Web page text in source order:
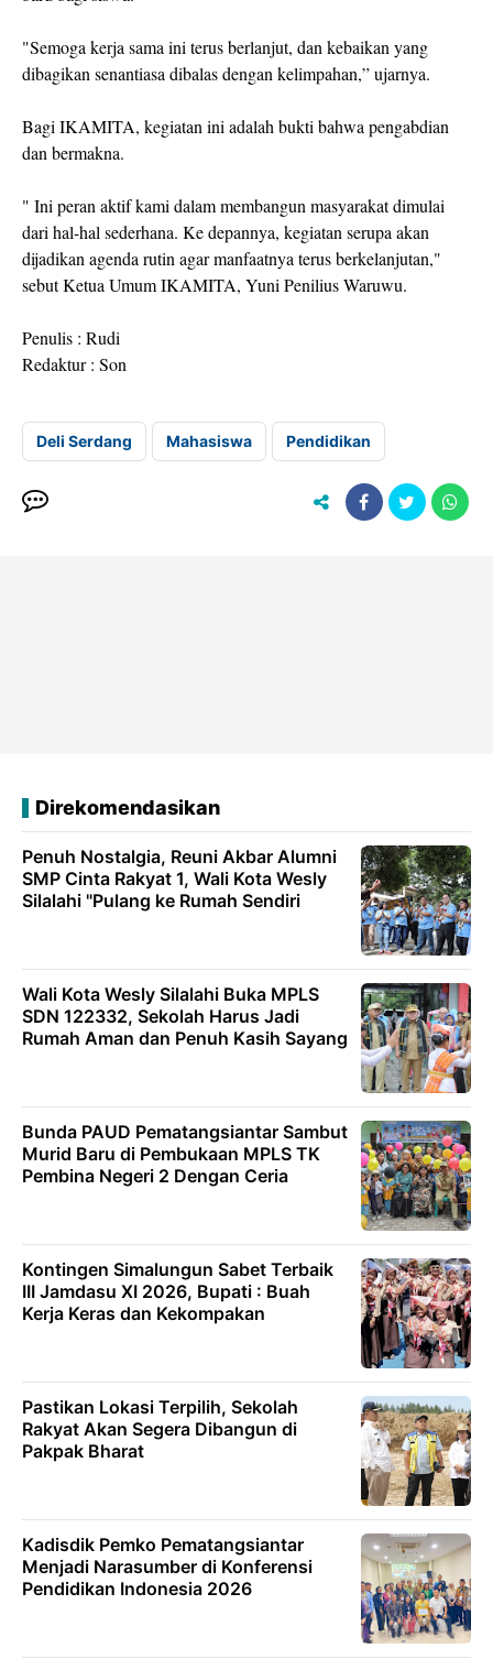
"Semoga kerja sama ini terus berlanjut, dan kebaikan yang
dibagikan senantiasa dibalas dengan kelimpahan,” ujarnya.
Bagi IKAMITA, kegiatan ini adalah bukti bahwa pengabdian
dan bermakna.
" Ini peran aktif kami dalam membangun masyarakat dimulai
dari hal-hal sederhana. Ke depannya, kegiatan serupa akan
dijadikan agenda rutin agar manfaatnya terus berkelanjutan,"
sebut Ketua Umum IKAMITA, Yuni Penilius Waruwu.
Penulis : Rudi
Redaktur : Son
Deli Serdang Mahasiswa Pendidikan
Direkomendasikan
Penuh Nostalgia, Reuni Akbar Alumni
SMP Cinta Rakyat 1, Wali Kota Wesly
Silalahi "Pulang ke Rumah Sendiri
Wali Kota Wesly Silalahi Buka MPLS
SDN 122332, Sekolah Harus Jadi
Rumah Aman dan Penuh Kasih Sayang
Bunda PAUD Pematangsiantar Sambut
Murid Baru di Pembukaan MPLS TK
Pembina Negeri 2 Dengan Ceria
Kontingen Simalungun Sabet Terbaik
III Jamdasu XI 2026, Bupati : Buah
Kerja Keras dan Kekompakan
Pastikan Lokasi Terpilih, Sekolah
Rakyat Akan Segera Dibangun di
Pakpak Bharat
Kadisdik Pemko Pematangsiantar
Menjadi Narasumber di Konferensi
Pendidikan Indonesia 2026